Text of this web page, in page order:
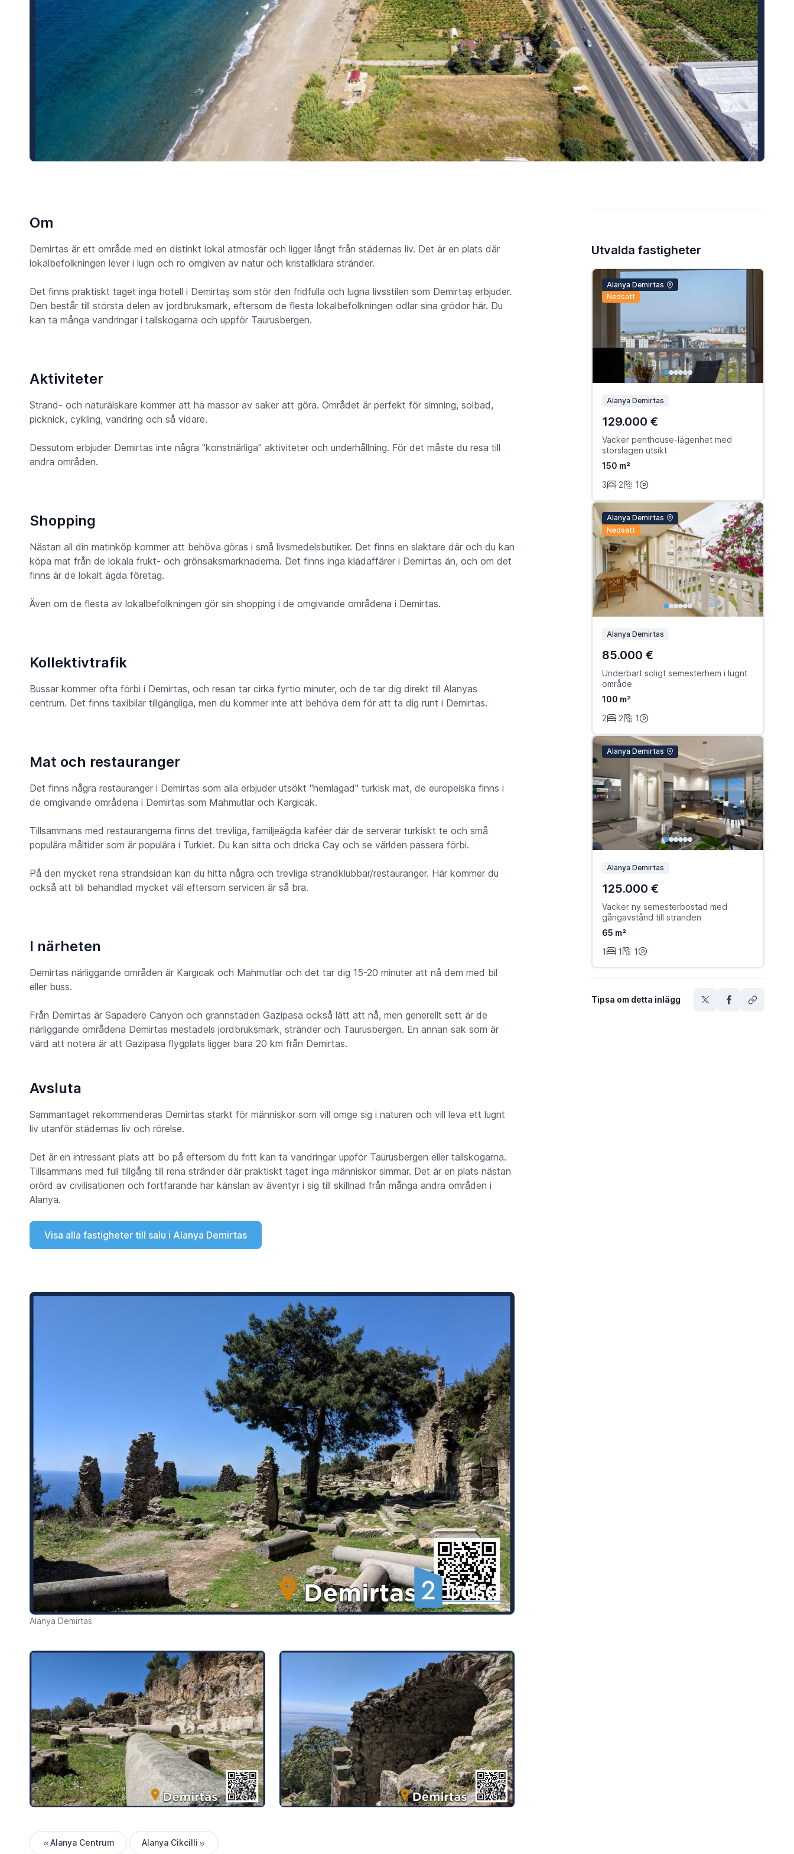
Om
Demirtas är ett område med en distinkt lokal atmosfär och ligger långt från städernas liv. Det är en plats där
lokalbefolkningen lever i lugn och ro omgiven av natur och kristallklara stränder.
Det finns praktiskt taget inga hotell i Demirtaş som stör den fridfulla och lugna livsstilen som Demirtaş erbjuder.
Den består till största delen av jordbruksmark, eftersom de flesta lokalbefolkningen odlar sina grödor här. Du
kan ta många vandringar i tallskogarna och uppför Taurusbergen.
Aktiviteter
Strand- och naturälskare kommer att ha massor av saker att göra. Området är perfekt för simning, solbad,
picknick, cykling, vandring och så vidare.
Dessutom erbjuder Demirtas inte några "konstnärliga" aktiviteter och underhållning. För det måste du resa till
andra områden.
Shopping
Nästan all din matinköp kommer att behöva göras i små livsmedelsbutiker. Det finns en slaktare där och du kan
köpa mat från de lokala frukt- och grönsaksmarknaderna. Det finns inga klädaffärer i Demirtas än, och om det
finns är de lokalt ägda företag.
Även om de flesta av lokalbefolkningen gör sin shopping i de omgivande områdena i Demirtas.
Kollektivtrafik
Bussar kommer ofta förbi i Demirtas, och resan tar cirka fyrtio minuter, och de tar dig direkt till Alanyas
centrum. Det finns taxibilar tillgängliga, men du kommer inte att behöva dem för att ta dig runt i Demirtas.
Mat och restauranger
Det finns några restauranger i Demirtas som alla erbjuder utsökt "hemlagad" turkisk mat, de europeiska finns i
de omgivande områdena i Demirtas som Mahmutlar och Kargicak.
Tillsammans med restaurangerna finns det trevliga, familjeägda kaféer där de serverar turkiskt te och små
populära måltider som är populära i Turkiet. Du kan sitta och dricka Cay och se världen passera förbi.
På den mycket rena strandsidan kan du hitta några och trevliga strandklubbar/restauranger. Här kommer du
också att bli behandlad mycket väl eftersom servicen är så bra.
I närheten
Demirtas närliggande områden är Kargıcak och Mahmutlar och det tar dig 15-20 minuter att nå dem med bil
eller buss.
Från Demirtas är Sapadere Canyon och grannstaden Gazipasa också lätt att nå, men generellt sett är de
närliggande områdena Demirtas mestadels jordbruksmark, stränder och Taurusbergen. En annan sak som är
värd att notera är att Gazipasa flygplats ligger bara 20 km från Demirtas.
Avsluta
Sammantaget rekommenderas Demirtas starkt för människor som vill omge sig i naturen och vill leva ett lugnt
liv utanför städernas liv och rörelse.
Det är en intressant plats att bo på eftersom du fritt kan ta vandringar uppför Taurusbergen eller tallskogarna.
Tillsammans med full tillgång till rena stränder där praktiskt taget inga människor simmar. Det är en plats nästan
orörd av civilisationen och fortfarande har känslan av äventyr i sig till skillnad från många andra områden i
Alanya.
Visa alla fastigheter till salu i Alanya Demirtas
Alanya Demirtas
Alanya Centrum Alanya Cikcilli
Utvalda fastigheter
Alanya Demirtas
Nedsatt
Alanya Demirtas
129.000 €
Vacker penthouse-lägenhet med
storslagen utsikt
150 m²
3
2 1
Alanya Demirtas
Nedsatt
Alanya Demirtas
85.000 €
Underbart soligt semesterhem i lugnt
område
100 m²
2
2 1
Alanya Demirtas
Alanya Demirtas
125.000 €
Vacker ny semesterbostad med
gångavstånd till stranden
65 m²
1
1 1
Tipsa om detta inlägg